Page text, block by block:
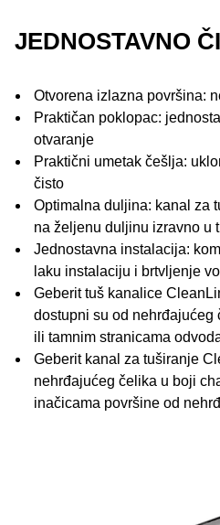
JEDNOSTAVNO
Otvorena izlazna površina:
Praktičan poklopac:
otvaranje
Praktični umetak češlja:
čisto
Optimalna duljina: kanal za
na željenu duljinu izravno u
Jednostavna instalacija:
laku instalaciju i brtvljenje
Geberit tuš kanalice
dostupni su od
ili tamnim stranicama
Geberit kanal za tuširanje
nehrđajućeg čelika u boji
inačicama površine od